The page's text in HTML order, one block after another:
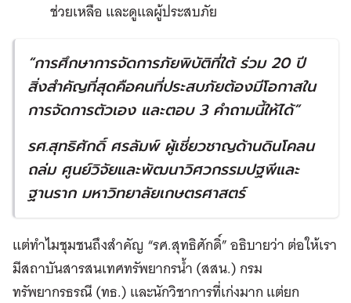
ช่วยเหลือ และดูแลผู้ประสบภัย
“การศึกษาการจัดการภัยพิบัติที่ใต้ ร่วม20 ปี
สิ่งสำคัญที่สุดคือคนที่ประสบภัยต้องมีโอกาสใน
การจัดการตัวเอง และตอบ 3 คำถามนี้ให้ได้”
รศ.สุทธิศักดิ์ ศรลัมพ์ ผู้เชี่ยวชาญด้านดินโคลน
ถล่ม ศูนย์วิจัยและพัฒนาวิศวกรรมปฐพีและ
ฐานราก มหาวิทยาลัยเกษตรศาสตร์
แต่ทำไมชุมชนถึงสำคัญ “รศ.สุทธิศักดิ์” อธิบายว่า ต่อให้เรา
มีสถาบันสารสนเทศทรัพยากรน้ำ (สสน.) กรม
ทรัพยากรธรณี (ทธ.) และนักวิชาการที่เก่งมาก แต่ยก